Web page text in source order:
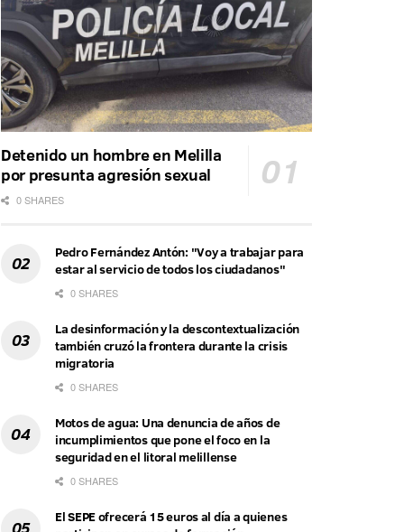
Detenido un hombre en Melilla
por presunta agresión sexual
0 SHARES
Pedro Fernández Antón: "Voy a trabajar para
estar al servicio de todos los ciudadanos"
0 SHARES
La desinformación y la descontextualización
también cruzó la frontera durante la crisis
migratoria
0 SHARES
Motos de agua: Una denuncia de años de
incumplimientos que pone el foco en la
seguridad en el litoral melillense
0 SHARES
El SEPE ofrecerá 15 euros al día a quienes